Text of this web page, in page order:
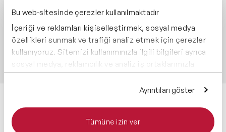
Bu web-sitesinde çerezler kullanılmaktadır
İçeriği ve reklamları kişiselleştirmek, sosyal medya
özellikleri sunmak ve trafiği analiz etmek için çerezler
kullanıyoruz. Sitemizi kullanımınızla ilgili bilgileri ayrıca
sosyal medya, reklamcılık ve analiz iş ortaklarımızla
paylaşabiliriz. İş ortaklarımız, bu bilgileri kendilerine
sağladığınız veya hizmetlerini kullanırken topladıkları
Ayrıntıları göster
Tümüne izin ver
Destekliyoruz: